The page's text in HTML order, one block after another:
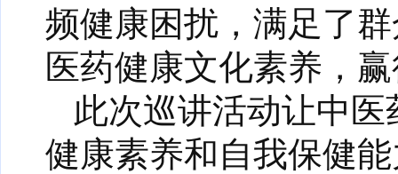
频健康困扰，满足了
医药健康文化素养，
此次巡讲活动让中
健康素养和自我保健